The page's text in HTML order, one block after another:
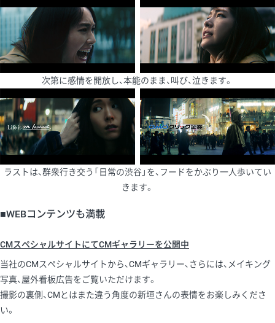
次第に感情を開放し、本能のまま、叫び、泣きます。
ラストは、群衆行き交う「日常の渋谷」を、フードをかぶり一人歩いてい
きます。
■WEBコンテンツも満載
CMスペシャルサイトにてCMギャラリーを公開中
当社のCMスペシャルサイトから、CMギャラリー、さらには、メイキング
写真、屋外看板広告をご覧いただけます。
撮影の裏側、CMとはまた違う角度の新垣さんの表情をお楽しみくださ
い。